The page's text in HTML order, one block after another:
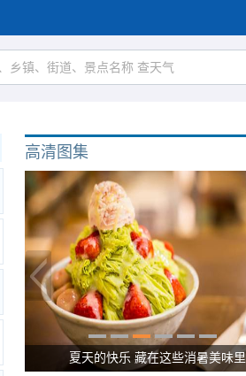
高清图集
夏天的快乐 藏在这些消暑美味里